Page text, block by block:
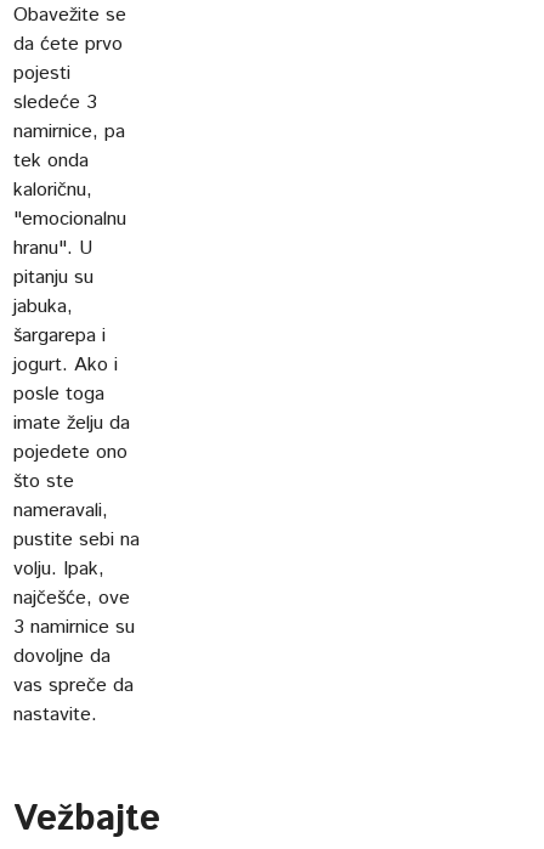
Obavežite se
da ćete prvo
pojesti
sledeće 3
namirnice, pa
tek onda
kaloričnu,
"emocionalnu
hranu". U
pitanju su
jabuka,
šargarepa i
jogurt. Ako i
posle toga
imate želju da
pojedete ono
što ste
nameravali,
pustite sebi na
volju. Ipak,
najčešće, ove
3 namirnice su
dovoljne da
vas spreče da
nastavite.
Vežbajte